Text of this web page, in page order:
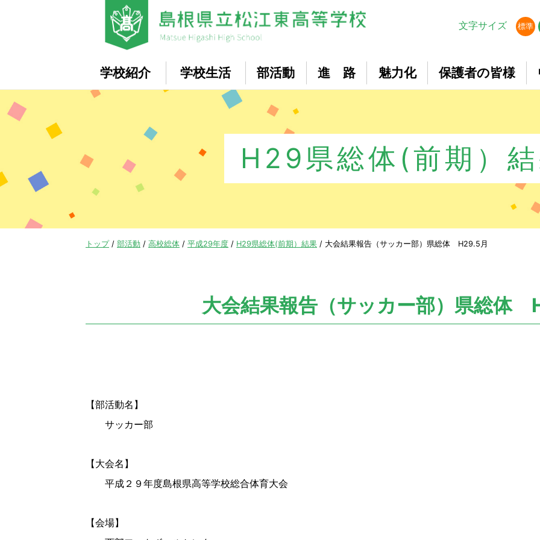
文字サイズ
標準
学校紹介 学校生活 部活動 進 路 魅力化 保護者の皆様
H29県総体(前期）
現
トップ/ 部活動 / 高校総体 / 平成29年度 / H29県総体(前期）結果 / 大会結果報告（サッカー部）県総体 H29.5月
大会結果報告（サッカー部）県総体
【部活動名】
サッカー部
【大会名】
平成２９年度島根県高等学校総合体育大会
【会場】